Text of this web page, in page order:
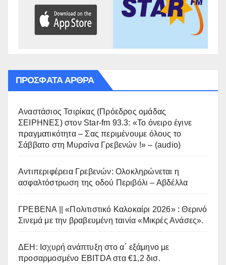
ΠΡΌΣΦΑΤΑ ΆΡΘΡΑ
Αναστάσιος Τσιρίκας (Πρόεδρος ομάδας
ΣΕΙΡΗΝΕΣ) στον Star-fm 93.3: «Το όνειρο έγινε
πραγματικότητα – Σας περιμένουμε όλους το
Σάββατο στη Μυρσίνα Γρεβενών !» – (audio)
Αντιπεριφέρεια Γρεβενών: Ολοκληρώνεται η
ασφαλτόστρωση της οδού Περιβόλι – Αβδέλλα
ΓΡΕΒΕΝΑ || «Πολιτιστικό Καλοκαίρι 2026» : Θερινό
Σινεμά με την βραβευμένη ταινία «Μικρές Ανάσες».
ΔΕΗ: Ισχυρή ανάπτυξη στο α΄ εξάμηνο με
προσαρμοσμένο EBITDA στα €1,2 δισ.